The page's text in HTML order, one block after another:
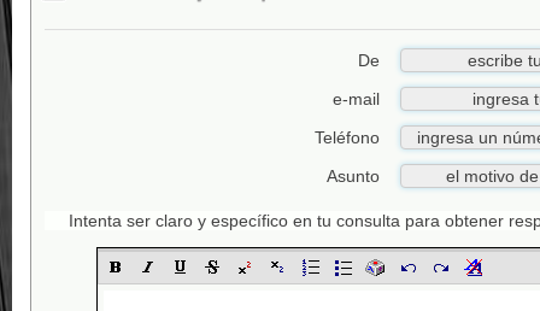
De
e-mail
Teléfono
Asunto
Intenta ser claro y específico en tu consulta para obtener